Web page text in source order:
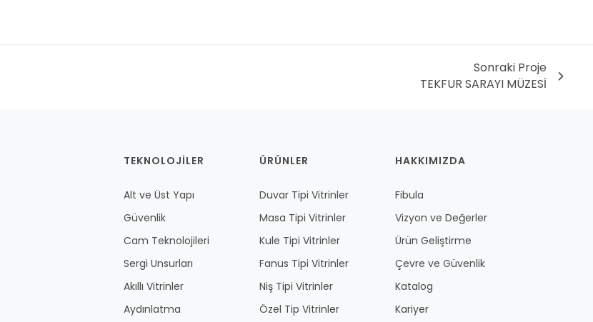
Sonraki Proje
TEKFUR SARAYI MÜZESİ
TEKNOLOJILER
Alt ve Üst Yapı
Güvenlik
Cam Teknolojileri
Sergi Unsurları
Akıllı Vitrinler
Aydınlatma
ÜRÜNLER
Duvar Tipi Vitrinler
Masa Tipi Vitrinler
Kule Tipi Vitrinler
Fanus Tipi Vitrinler
Niş Tipi Vitrinler
Özel Tip Vitrinler
HAKKIMIZDA
Fibula
Vizyon ve Değerler
Ürün Geliştirme
Çevre ve Güvenlik
Katalog
Kariyer